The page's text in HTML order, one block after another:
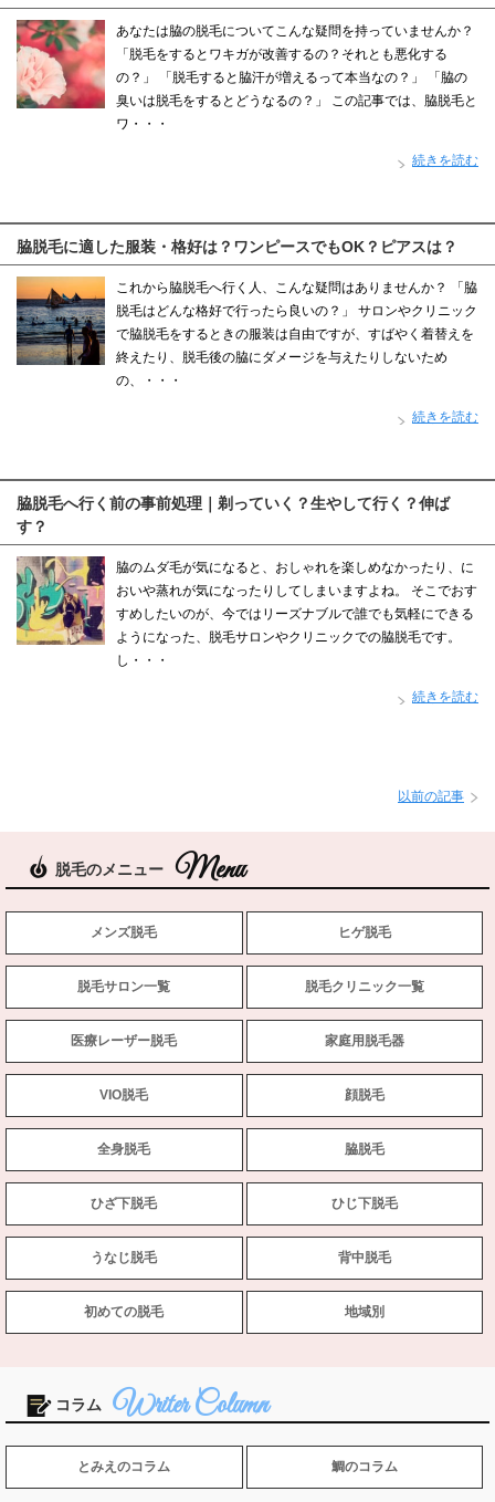
あなたは脇の脱毛についてこんな疑問を持っていませんか？
「脱毛をするとワキガが改善するの？それとも悪化する
の？」 「脱毛すると脇汗が増えるって本当なの？」 「脇の
臭いは脱毛をするとどうなるの？」 この記事では、脇脱毛と
ワ・・・
続きを読む
脇脱毛に適した服装・格好は？ワンピースでもOK？ピアスは？
これから脇脱毛へ行く人、こんな疑問はありませんか？ 「脇
脱毛はどんな格好で行ったら良いの？」 サロンやクリニック
で脇脱毛をするときの服装は自由ですが、すばやく着替えを
終えたり、脱毛後の脇にダメージを与えたりしないため
の、・・・
続きを読む
脇脱毛へ行く前の事前処理｜剃っていく？生やして行く？伸ば
す？
脇のムダ毛が気になると、おしゃれを楽しめなかったり、に
おいや蒸れが気になったりしてしまいますよね。 そこでおす
すめしたいのが、今ではリーズナブルで誰でも気軽にできる
ようになった、脱毛サロンやクリニックでの脇脱毛です。
し・・・
続きを読む
以前の記事
脱毛のメニュー
メンズ脱毛 ヒゲ脱毛
脱毛サロン一覧 脱毛クリニック一覧
医療レーザー脱毛 家庭用脱毛器
VIO脱毛 顔脱毛
全身脱毛 脇脱毛
ひざ下脱毛 ひじ下脱毛
うなじ脱毛 背中脱毛
初めての脱毛 地域別
コラム
とみえのコラム 鯛のコラム